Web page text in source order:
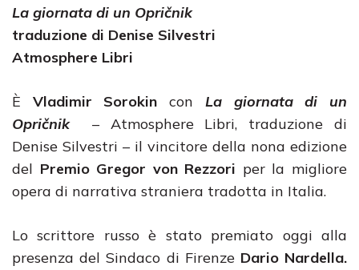
La giornata di un Opričnik
traduzione di Denise Silvestri
Atmosphere Libri
È Vladimir Sorokincon La giornata di un
Opričnik
– Atmosphere Libri, traduzione di
Denise Silvestri – il vincitore della nona edizione
del Premio Gregor von Rezzori per la migliore
opera di narrativa straniera tradotta in Italia.
Lo scrittore russo è stato premiato oggi alla
presenza del Sindaco di Firenze Dario Nardella.